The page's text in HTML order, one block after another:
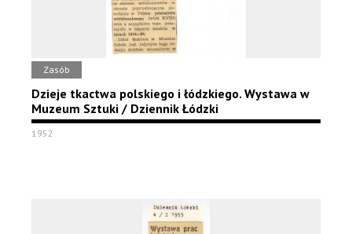
Zasób
Dzieje tkactwa polskiego i łódzkiego. Wystawa w
Muzeum Sztuki / Dziennik Łódzki
1952